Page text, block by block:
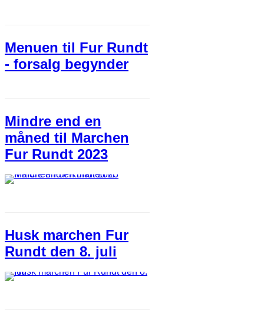
Menuen til Fur Rundt
- forsalg begynder
Mindre end en
måned til Marchen
Fur Rundt 2023
Husk marchen Fur
Rundt den 8. juli